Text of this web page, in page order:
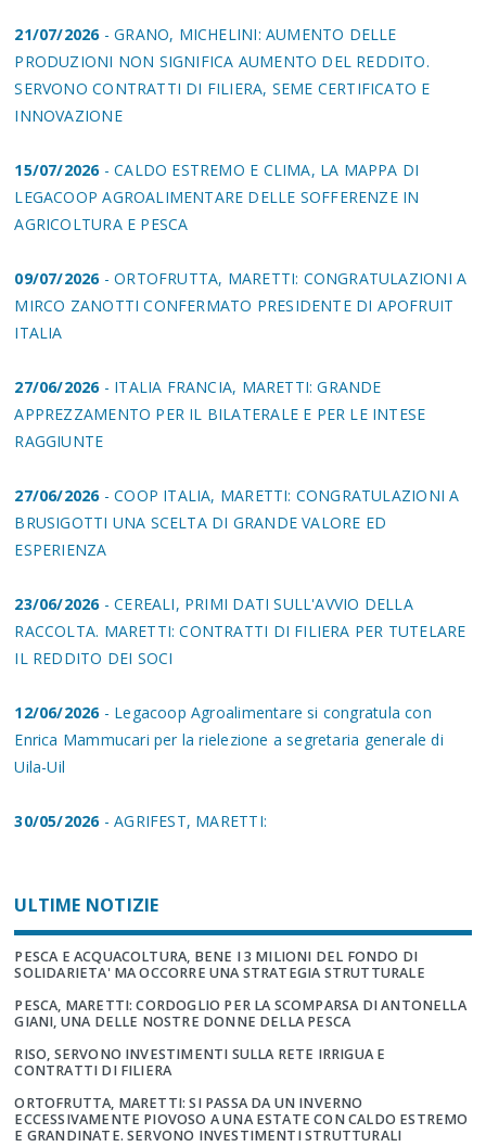
21/07/2026- GRANO, MICHELINI: AUMENTO DELLE
PRODUZIONI NON SIGNIFICA AUMENTO DEL REDDITO.
SERVONO CONTRATTI DI FILIERA, SEME CERTIFICATO E
INNOVAZIONE
15/07/2026- CALDO ESTREMO E CLIMA, LA MAPPA DI
LEGACOOP AGROALIMENTARE DELLE SOFFERENZE IN
AGRICOLTURA E PESCA
09/07/2026- ORTOFRUTTA, MARETTI: CONGRATULAZIONI A
MIRCO ZANOTTI CONFERMATO PRESIDENTE DI APOFRUIT
ITALIA
27/06/2026- ITALIA FRANCIA, MARETTI: GRANDE
APPREZZAMENTO PER IL BILATERALE E PER LE INTESE
RAGGIUNTE
27/06/2026- COOP ITALIA, MARETTI: CONGRATULAZIONI A
BRUSIGOTTI UNA SCELTA DI GRANDE VALORE ED
ESPERIENZA
23/06/2026- CEREALI, PRIMI DATI SULL'AVVIO DELLA
RACCOLTA. MARETTI: CONTRATTI DI FILIERA PER TUTELARE
IL REDDITO DEI SOCI
12/06/2026- Legacoop Agroalimentare si congratula con
Enrica Mammucari per la rielezione a segretaria generale di
Uila-Uil
30/05/2026- AGRIFEST, MARETTI:
ULTIME NOTIZIE
PESCA E ACQUACOLTURA, BENE I 3 MILIONI DEL FONDO DI
SOLIDARIETA' MA OCCORRE UNA STRATEGIA STRUTTURALE
PESCA, MARETTI: CORDOGLIO PER LA SCOMPARSA DI ANTONELLA
GIANI, UNA DELLE NOSTRE DONNE DELLA PESCA
RISO, SERVONO INVESTIMENTI SULLA RETE IRRIGUA E
CONTRATTI DI FILIERA
ORTOFRUTTA, MARETTI: SI PASSA DA UN INVERNO
ECCESSIVAMENTE PIOVOSO A UNA ESTATE CON CALDO ESTREMO
E GRANDINATE. SERVONO INVESTIMENTI STRUTTURALI